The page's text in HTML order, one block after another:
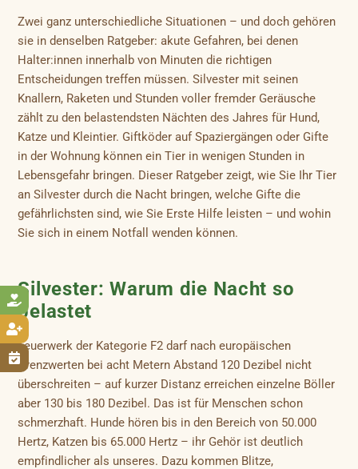



Zwei ganz unterschiedliche Situationen – und doch gehören
sie in denselben Ratgeber: akute Gefahren, bei denen
Halter:innen innerhalb von Minuten die richtigen
Entscheidungen treffen müssen. Silvester mit seinen
Knallern, Raketen und Stunden voller fremder Geräusche
zählt zu den belastendsten Nächten des Jahres für Hund,
Katze und Kleintier. Giftköder auf Spaziergängen oder Gifte
in der Wohnung können ein Tier in wenigen Stunden in
Lebensgefahr bringen. Dieser Ratgeber zeigt, wie Sie Ihr Tier
an Silvester durch die Nacht bringen, welche Gifte die
gefährlichsten sind, wie Sie Erste Hilfe leisten – und wohin
Sie sich in einem Notfall wenden können.
Silvester: Warum die Nacht so
belastet
Feuerwerk der Kategorie F2 darf nach europäischen
Grenzwerten bei acht Metern Abstand 120 Dezibel nicht
überschreiten – auf kurzer Distanz erreichen einzelne Böller
aber 130 bis 180 Dezibel. Das ist für Menschen schon
schmerzhaft. Hunde hören bis in den Bereich von 50.000
Hertz, Katzen bis 65.000 Hertz – ihr Gehör ist deutlich
empfindlicher als unseres. Dazu kommen Blitze,